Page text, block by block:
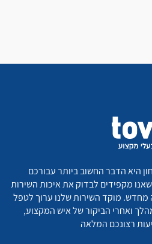
היא הדבר החשוב ביותר עבורכם
מקפידים לבדוק את איכות השירות
מחדש. מוקד השירות שלנו ערוך לטפל
ואחרי הביקור של איש המקצוע,
רצונכם המלאה